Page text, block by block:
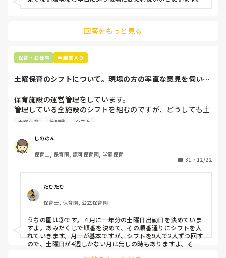
上の先生に相談することは難しそうです。
最後の職場にしようと思っていましたが
辞めることは逃げ、と、過去辞めた人も何年も言われ続けて
います
回答をもっと見る
保育・お仕事 👑殿堂入り
土曜保育のシフトについて。現場の方の率直な意見を伺いた
保育施設の運営管理をしています。
管理している全施設のシフトを組むのですが、どうしても土
曜保育だけは入れる方が少なく、いつも苦労しています。
て入職しているはずですが、いざ勤務が始まると一日も土曜
出勤が出来ない方ばかりです。
①土曜日の希望休は2日まで、と制限をかける
②毎月、必ず土曜保育に入ることのできる日を1日だけピッ
クアップしてもらう
③仮シフトが出た時、土曜出勤が難しければ自身で代わりの
人を交渉して見つけてもらう
上記のいずれかの対策を取り入れることを考えています。
土曜保育 管理職 シフト
しののん
保育士, 保育園, 認可保育園, 学童保育
31 ・ 12/22
たむたむ
保育士, 保育園, 公立保育園
うちの園は③です。４月に一年分の土曜日出勤日を決めていま
すよ。あみだくじで順番を決めて、その順番通りにシフトを入
れていきます。月一が基本ですが、シフトを9人で2人ずつ回す
ので、土曜日が4週しかない月は無しの時もありますよ。その